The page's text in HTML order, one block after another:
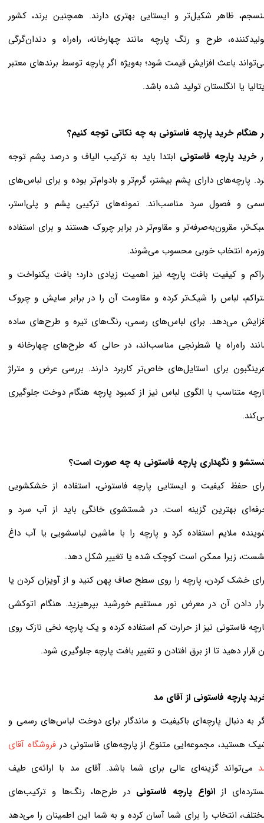
ظاهر شکیل‌تر و ایستایی بهتری دارند. همچنین برند، کشور
طرح و رنگ پارچه مانند چهارخانه، راه‌راه و دندان‌گرگی
باعث افزایش قیمت شود؛ به‌ویژه اگر پارچه توسط برندهای معتبر
یا انگلستان تولید شده باشد.
هنگام خرید پارچه فاستونی به چه نکاتی توجه کنیم؟
خرید پارچه فاستونی ابتدا باید به ترکیب الیاف و درصد پشم توجه
پارچه‌های دارای پشم بیشتر، گرم‌تر و بادوام‌تر بوده و برای لباس‌های
و فصول سرد مناسب‌اند. نمونه‌های ترکیبی پشم و پلی‌استر،
مقرون‌به‌صرفه‌تر و مقاوم‌تر در برابر چروک هستند و برای استفاده
انتخاب خوبی محسوب می‌شوند.
و کیفیت بافت پارچه نیز اهمیت زیادی دارد؛ بافت یکنواخت و
لباس را شیک‌تر کرده و مقاومت آن را در برابر سایش و چروک
می‌دهد. برای لباس‌های رسمی، رنگ‌های تیره و طرح‌های ساده
راه‌راه یا شطرنجی مناسب‌اند، در حالی که طرح‌های چهارخانه و
برای استایل‌های خاص‌تر کاربرد دارند. بررسی عرض و متراژ
متناسب با الگوی لباس نیز از کمبود پارچه هنگام دوخت جلوگیری
و نگهداری پارچه فاستونی به چه صورت است؟
حفظ کیفیت و ایستایی پارچه فاستونی، استفاده از خشکشویی
بهترین گزینه است. در شستشوی خانگی باید از آب سرد و
ملایم استفاده کرد و پارچه را با ماشین لباسشویی یا آب داغ
زیرا ممکن است کوچک شده یا تغییر شکل دهد.
خشک کردن، پارچه را روی سطح صاف پهن کنید و از آویزان کردن یا
دادن آن در معرض نور مستقیم خورشید بپرهیزید. هنگام اتوکشی
فاستونی نیز از حرارت کم استفاده کرده و یک پارچه نخی نازک روی
قرار دهید تا از برق افتادن و تغییر بافت پارچه جلوگیری شود.
پارچه فاستونی از آقای مد
به دنبال پارچه‌ای باکیفیت و ماندگار برای دوخت لباس‌های رسمی و
هستید، مجموعه‌ایی متنوع از پارچه‌های فاستونی درفروشگاه آقای
می‌تواند گزینه‌ای عالی برای شما باشد. آقای مد با ارائه‌ی طیف
از انواع پارچه فاستونی در طرح‌ها، رنگ‌ها و ترکیب‌های
انتخاب را برای شما آسان کرده و به شما این اطمینان را می‌دهد